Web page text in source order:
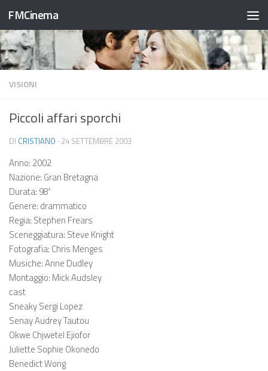
Salta al contenuto
FMCinema
VISIONI
Piccoli affari sporchi
DI CRISTIANO · 24 SETTEMBRE 2003
Anno: 2002
Nazione: Gran Bretagna
Durata: 98′
Genere: drammatico
Regia: Stephen Frears
Sceneggiatura: Steve Knight
Fotografia: Chris Menges
Musiche: Anne Dudley
Montaggio: Mick Audsley
cast
Sneaky Sergi Lopez
Senay Audrey Tautou
Okwe Chjwetel Ejiofor
Juliette Sophie Okonedo
Benedict Wong